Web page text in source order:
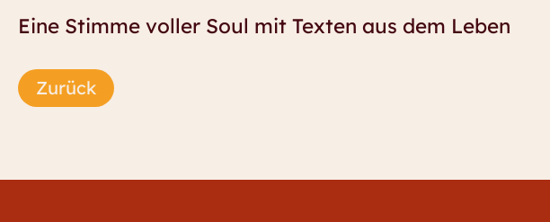
Eine Stimme voller Soul mit Texten aus dem Leben
Zurück